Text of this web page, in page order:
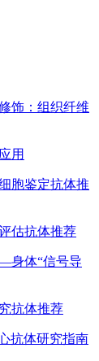
饰：组织纤维
用
胞鉴定抗体推
估抗体推荐
身体“信号导
抗体推荐
抗体研究指南